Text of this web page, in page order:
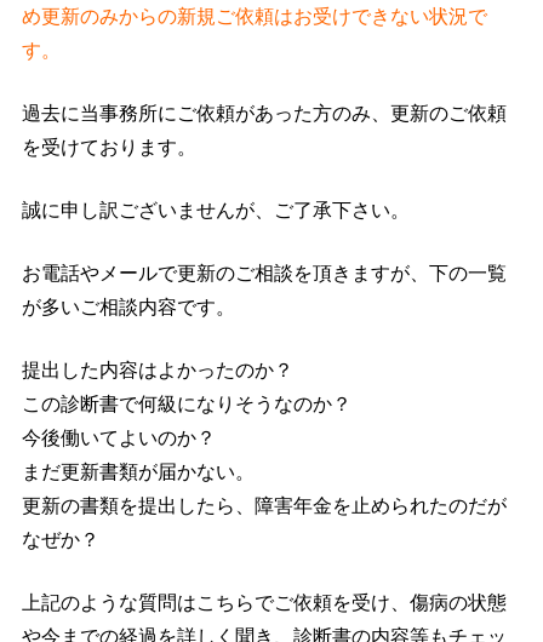
め更新のみからの新規ご依頼はお受けできない状況で
す。
過去に当事務所にご依頼があった方のみ、更新のご依頼
を受けております。
誠に申し訳ございませんが、ご了承下さい。
お電話やメールで更新のご相談を頂きますが、下の一覧
が多いご相談内容です。
提出した内容はよかったのか？
この診断書で何級になりそうなのか？
今後働いてよいのか？
まだ更新書類が届かない。
更新の書類を提出したら、障害年金を止められたのだが
なぜか？
上記のような質問はこちらでご依頼を受け、傷病の状態
や今までの経過を詳しく聞き、診断書の内容等もチェッ